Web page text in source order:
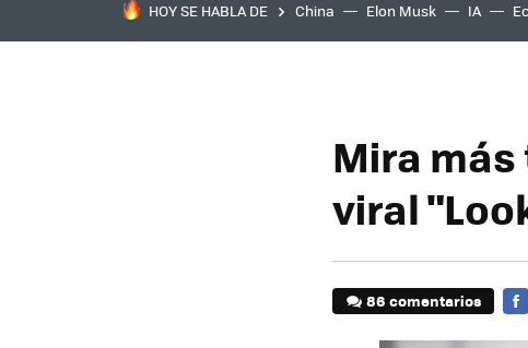
HOY SE HABLA DE China Elon Musk IA
Mira
viral
86 comentarios